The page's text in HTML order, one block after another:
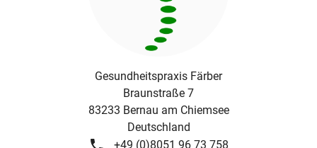
Gesundheitspraxis Färber
Braunstraße 7
83233 Bernau am Chiemsee
Deutschland
+49 (0)8051 96 73 758